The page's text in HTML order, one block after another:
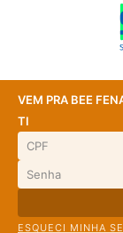
VEM PRA BEE
TI
ESQUECI MINHA